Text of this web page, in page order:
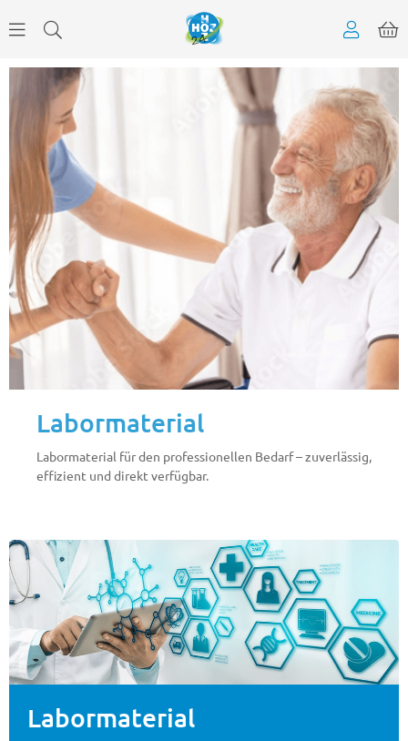
Labormaterial
Labormaterial für den professionellen Bedarf – zuverlässig,
effizient und direkt verfügbar.
Labormaterial